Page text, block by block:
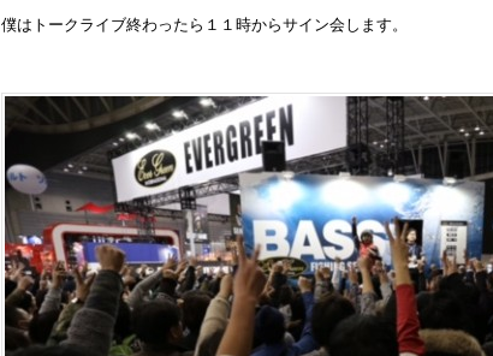
僕はトークライブ終わったら１１時からサイン会します。